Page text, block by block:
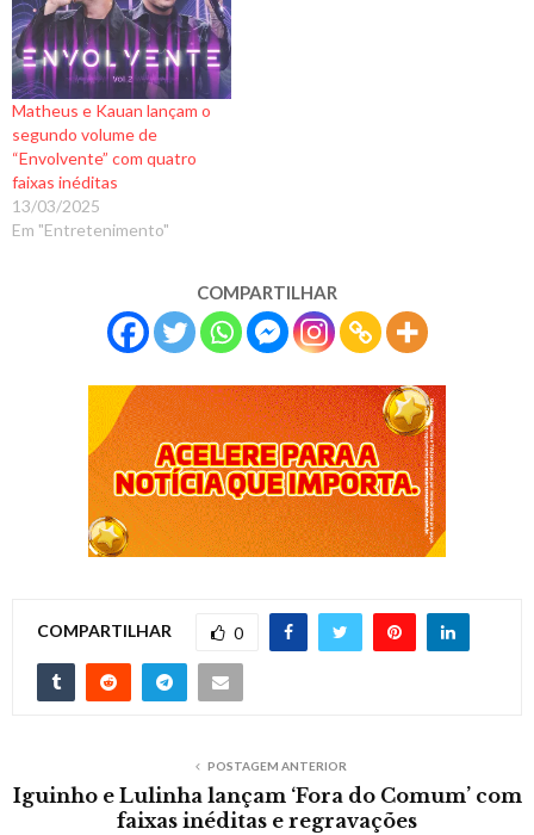
Matheus e Kauan lançam o
segundo volume de
“Envolvente” com quatro
faixas inéditas
13/03/2025
Em "Entretenimento"
COMPARTILHAR
COMPARTILHAR 0
POSTAGEM ANTERIOR
Iguinho e Lulinha lançam ‘Fora do Comum’ com
faixas inéditas e regravações